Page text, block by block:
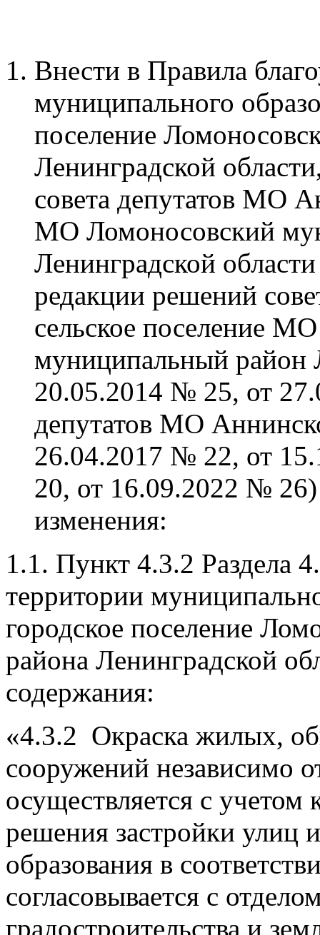
Внести в Правила
муниципального
поселение
Ленинградской
совета депутатов МО
МО Ломоносовский
Ленинградской
редакции решений
сельское поселение
муниципальный район
20.05.2014 № 25, от
депутатов МО
26.04.2017 № 22, от
20, от 16.09.2022 №
изменения:
1.1. Пункт 4.3.2 Раздела
территории
городское поселение
района Ленинградской
содержания:
«4.3.2 Окраска жилых,
сооружений независимо
осуществляется с
решения застройки улиц
образования в
согласовывается с
градостроительства и